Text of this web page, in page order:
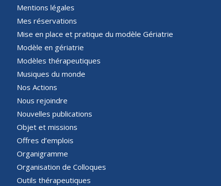
Mentions légales
Mes réservations
Mise en place et pratique du modèle Gériatrie
Modèle en gériatrie
Modèles thérapeutiques
Musiques du monde
Nos Actions
Nous rejoindre
Nouvelles publications
Objet et missions
Offres d’emplois
Organigramme
Organisation de Colloques
Outils thérapeutiques